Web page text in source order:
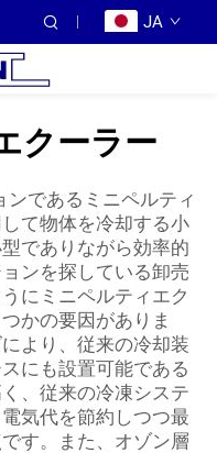
JA
クーラー
であるミニペルティ
て物体を冷却する小
でありながら効率的
ンを探している卸売
にミニペルティエク
かの要因がありま
より、従来の冷却装
にも設置可能である
、従来の冷凍システ
気代を節約しつつ最
す。また、オゾン層